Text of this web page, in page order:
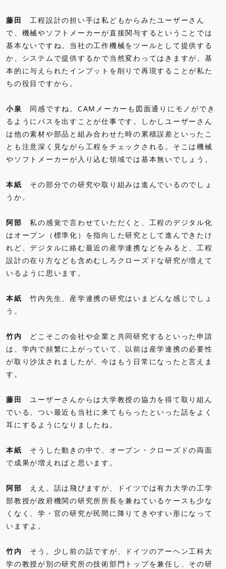
藤田
工程設計の担い手は私どもからみたユーザーさん
で、機械やソフトメーカーが直接関与するということでは
基本ないですね。当社の工作機械をツールとして提供する
か、システムで提供するかで当然変わってはきますが、基
本的に与えられたインプットを削りで再現することが私た
ちの役目ですから。
小泉
同感ですね。CAMメーカーも図面通りにモノができ
るようにパスを出すことが仕事です。しかしユーザーさん
は他の素材や部品と組み合わせた時の累積誤差といったこ
とも注意深く見ながら工程をチェックされる。そこは機械
やソフトメーカーが入り込む領域では基本無いでしょう。
本紙 その部分での研究や取り組みは進んでいるのでしょ
うか。
阿部 私の感覚で言わせていただくと、工程のデジタル化
はオープン（標準化）を指向した研究として進んできたけ
れど、デジタルに絡む最近の産学連携などをみると、工程
設計の在り方なども含めむしろクローズドな研究が増えて
いるように思います。
本紙 竹内先生、産学連携の研究はいまどんな感じでしょ
う。
竹内 どこそこの会社や企業と共同研究するといった申請
は、学内で頻繁に上がっていて、以前は産学連携の必要性
が取り沙汰されましたが、今はもう日常になったと言えま
す。
藤田
ユーザーさんからは大学教授の協力を得て取り組ん
でいる、つい最近も当社に来てもらったといった話をよく
耳にするようになりましたね。
本紙 そうした動きの中で、オープン・クローズドの両面
で成果が増えればと思います。
阿部 ええ。話は飛びますが、ドイツでは有力大学の工学
部教授が政府機関の研究所所長を兼ねているケースも少な
くなく、学・官の研究が民間に降りてきやすい形になって
いますよ。
竹内 そう。少し前の話ですが、ドイツのアーヘン工科大
学の教授が別の研究所の技術部門トップを兼任し、その研